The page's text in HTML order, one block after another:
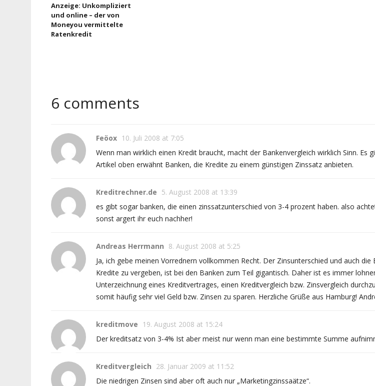
Anzeige: Unkompliziert
und online – der von
Moneyou vermittelte
Ratenkredit
6 comments
Feöox 10. Juli 2008 at 7:05
Wenn man wirklich einen Kredit braucht, macht der Bankenvergleich wirklich Sinn. Es
Artikel oben erwähnt Banken, die Kredite zu einem günstigen Zinssatz anbieten.
Kreditrechner.de 5. August 2008 at 13:39
es gibt sogar banken, die einen zinssatzunterschied von 3-4 prozent haben. also
sonst argert ihr euch nachher!
Andreas Herrmann 8. August 2008 at 5:25
Ja, ich gebe meinen Vorrednern vollkommen Recht. Der Zinsunterschied und auch die
Kredite zu vergeben, ist bei den Banken zum Teil gigantisch. Daher ist es immer
Unterzeichnung eines Kreditvertrages, einen Kreditvergleich bzw. Zinsvergleich
somit häufig sehr viel Geld bzw. Zinsen zu sparen. Herzliche Grüße aus Hamburg!
kreditmove 19. August 2008 at 15:24
Der kreditsatz von 3-4% Ist aber meist nur wenn man eine bestimmte Summe
Kreditvergleich 28. Januar 2009 at 11:52
Die niedrigen Zinsen sind aber oft auch nur „Marketingzinssaätze“.